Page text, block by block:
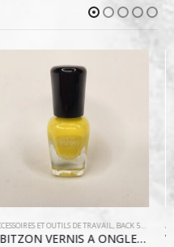
,MAQUILLAGE / VERNIS À ONGLE,VERNIS
ACCESSOIRES ET OUTILS DE TRAVAIL,CHOUCHOU
WATINC CHOUCHOU/ #19 VERT MÉLÈZE TANIA